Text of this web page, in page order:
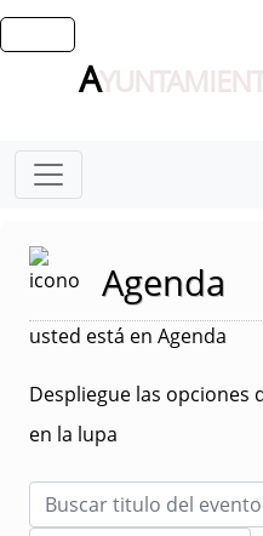
A
Agenda
usted está en Agenda
Despliegue las opciones
en la lupa